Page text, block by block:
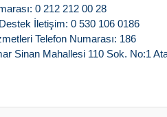
0 212 212 00 28
İletişim: 0 530 106 0186
Telefon Numarası: 186
Sinan Mahallesi 110 Sok. No:1